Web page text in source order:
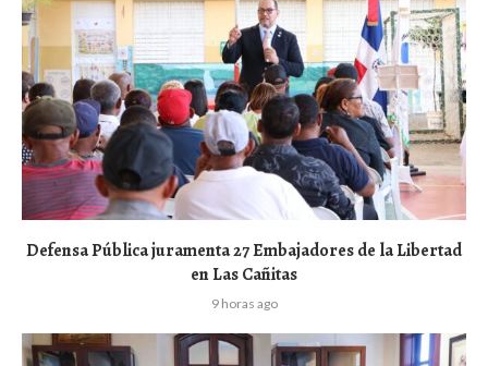
Defensa Pública juramenta 27 Embajadores de la Libertad
en Las Cañitas
9 horas ago